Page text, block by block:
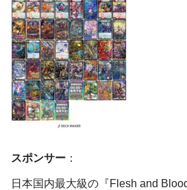
スポンサー ：
日本国内最大級の『Flesh and